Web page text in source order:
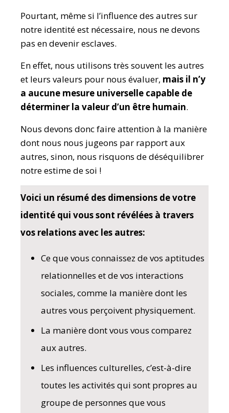
Pourtant, même si l’influence des autres sur
notre identité est nécessaire, nous ne devons
pas en devenir esclaves.
En effet, nous utilisons très souvent les autres
et leurs valeurs pour nous évaluer, mais il n’y
a aucune mesure universelle capable de
déterminer la valeur d’un être humain.
Nous devons donc faire attention à la manière
dont nous nous jugeons par rapport aux
autres, sinon, nous risquons de déséquilibrer
notre estime de soi !
Voici un résumé des dimensions de votre
identité qui vous sont révélées à travers
vos relations avec les autres:
Ce que vous connaissez de vos aptitudes
relationnelles et de vos interactions
sociales, comme la manière dont les
autres vous perçoivent physiquement.
La manière dont vous vous comparez
aux autres.
Les influences culturelles, c’est-à-dire
toutes les activités qui sont propres au
groupe de personnes que vous